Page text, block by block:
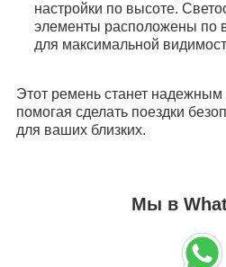
настройки по высоте.
элементы расположены по
для максимальной
Этот ремень станет надежным
помогая сделать поездки
для ваших близких.
Мы в